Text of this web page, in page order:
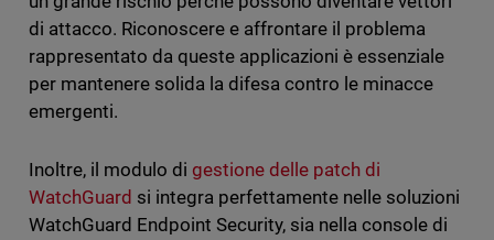
di attacco. Riconoscere e affrontare il problema
rappresentato da queste applicazioni è essenziale
per mantenere solida la difesa contro le minacce
emergenti.
Inoltre, il modulo di gestione delle patch di
WatchGuard si integra perfettamente nelle soluzioni
WatchGuard Endpoint Security, sia nella console di